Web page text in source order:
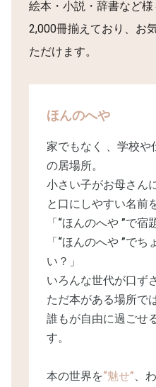
絵本・小説・辞書など
2,000冊揃えており、お
ただけます。
ほんのへや
家でもなく 、学校や
の居場所。
小さい子がお母さん
と口にしやすい名前
「“ほんのへや ”で宿
「“ほんのへや ”で
い？」
いろんな世代が口ず
ただ本がある場所で
誰もが自由に過ごせ
す。
本の世界を“魅せ”、